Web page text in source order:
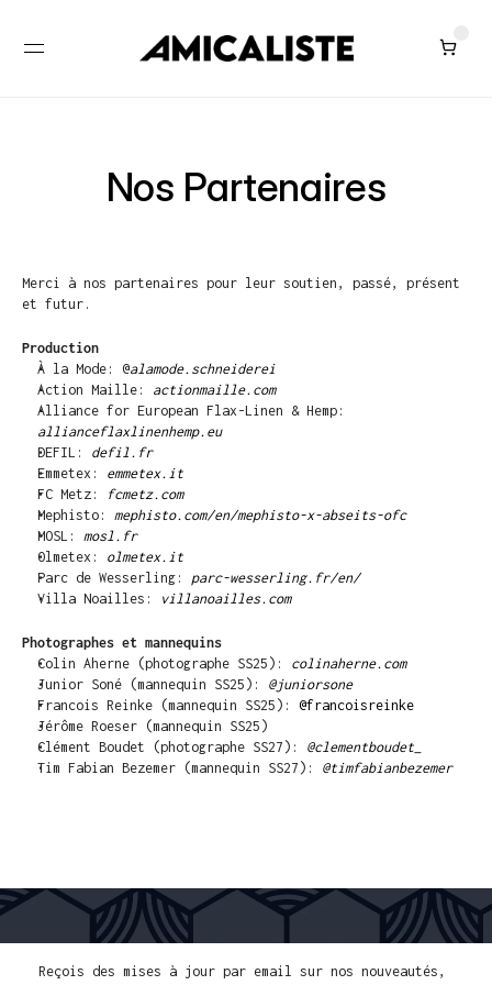
Nos Partenaires
Merci à nos partenaires pour leur soutien, passé, présent
et futur.
Production
À la Mode: @alamode.schneiderei
Action Maille: actionmaille.com
allianceflaxlinenhemp.eu
DEFIL: defil.fr
Emmetex: emmetex.it
FC Metz:
fcmetz.com
Mephisto: mephisto.com/en/mephisto-x-abseits-ofc
MOSL: mosl.fr
Olmetex: olmetex.it
Parc de Wesserling: parc-wesserling.fr/en/
Villa Noailles:
villanoailles.com
Photographes et mannequins
Colin Aherne (photographe SS25): colinaherne.com
Junior Soné (mannequin SS25): @juniorsone
Francois Reinke (mannequin SS25): @francoisreinke
Jérôme Roeser (mannequin SS25)
Clément Boudet (photographe SS27): @clementboudet_
Tim Fabian Bezemer (mannequin SS27): @timfabianbezemer
LIVRAISON GRATUITE POUR PLUS 300€ D'ACHATS PAYMENT FACILE
Reçois des mises à jour par email sur nos nouveautés,